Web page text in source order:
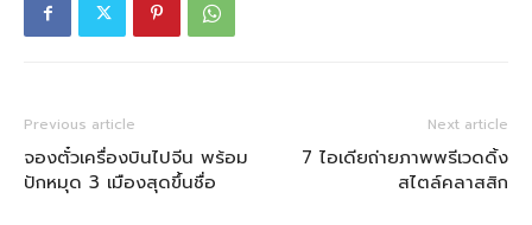
Previous article
จองตั๋วเครื่องบินไปจีน พร้อม
ปักหมุด 3 เมืองสุดขึ้นชื่อ
Next article
7 ไอเดียถ่ายภาพพรีเวดดิ้ง
สไตล์คลาสสิก